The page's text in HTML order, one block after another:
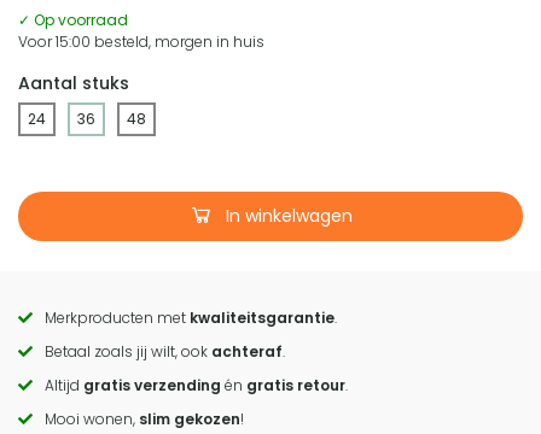
✓ Op voorraad
Voor 15:00 besteld, morgen in huis
Aantal stuks
24 36 48
In winkelwagen
Call
to
actions
Merkproducten met kwaliteitsgarantie.
Betaal zoals jij wilt, ook achteraf.
Altijd gratis verzending én gratis retour.
Mooi wonen, slim gekozen!